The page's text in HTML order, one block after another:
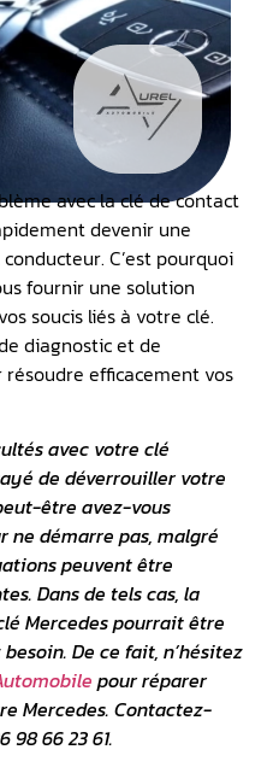
avec la clé de contact
devenir une
C’est pourquoi
fournir une solution
soucis liés à votre clé.
diagnostic et de
efficacement vos
avec votre clé
de déverrouiller votre
être avez-vous
ne démarre pas, malgré
peuvent être
Dans de tels cas, la
Mercedes pourrait être
De ce fait, n’hésitez
pour réparer
Mercedes. Contactez-
98 66 23 61.